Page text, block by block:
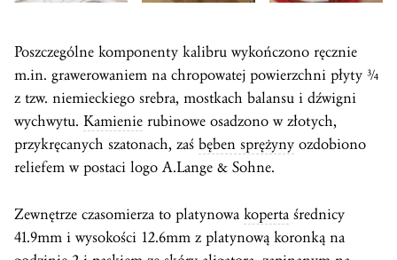
Poszczególne komponenty kalibru wykończono ręcznie
m.in. grawerowaniem na chropowatej powierzchni płyty ¾
z tzw. niemieckiego srebra, mostkach balansu i dźwigni
wychwytu. Kamienie rubinowe osadzono w złotych,
przykręcanych szatonach, zaś bęben sprężyny ozdobiono
reliefem w postaci logo A.Lange & Sohne.
Zewnętrze czasomierza to platynowa koperta średnicy
41.9mm i wysokości 12.6mm z platynową koronką na